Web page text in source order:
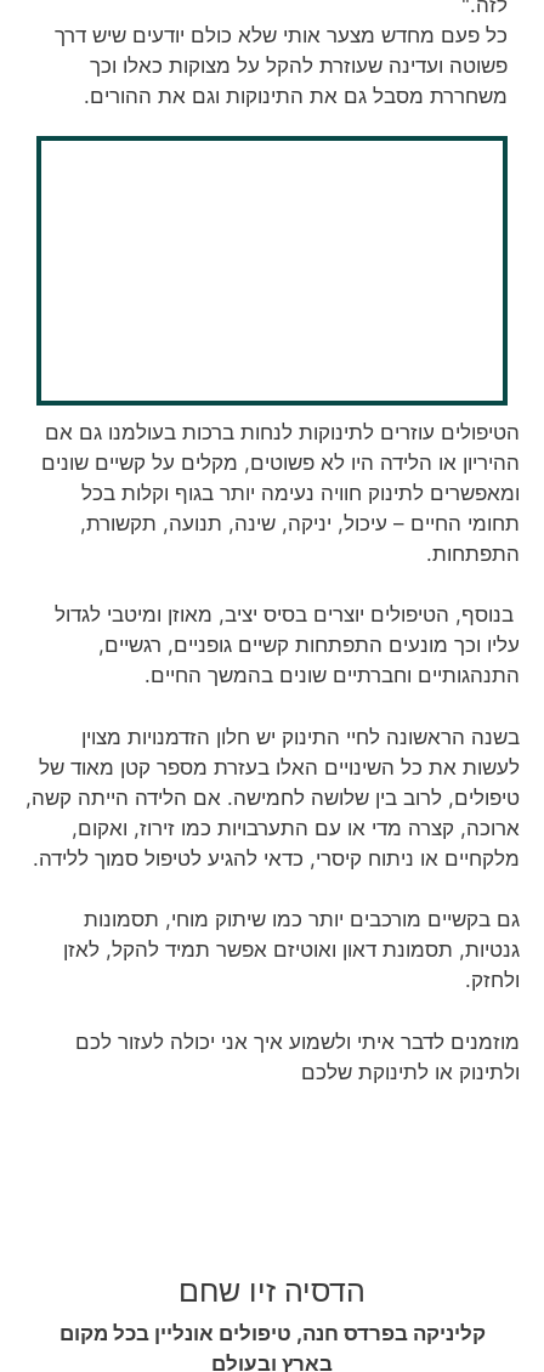
כל פעם מחדש מצער אותי שלא כולם יודעים שיש דרך
פשוטה ועדינה שעוזרת להקל על מצוקות כאלו וכך
משחררת מסבל גם את התינוקות וגם את ההורים.
הטיפולים עוזרים לתינוקות לנחות ברכות בעולמנו גם אם
ההיריון או הלידה היו לא פשוטים, מקלים על קשיים שונים
ומאפשרים לתינוק חוויה נעימה יותר בגוף וקלות בכל
תחומי החיים – עיכול, יניקה, שינה, תנועה, תקשורת,
התפתחות.
בנוסף, הטיפולים יוצרים בסיס יציב, מאוזן ומיטבי לגדול
עליו וכך מונעים התפתחות קשיים גופניים, רגשיים,
התנהגותיים וחברתיים שונים בהמשך החיים.
בשנה הראשונה לחיי התינוק יש חלון הזדמנויות מצוין
לעשות את כל השינויים האלו בעזרת מספר קטן מאוד של
טיפולים, לרוב בין שלושה לחמישה. אם הלידה הייתה קשה,
ארוכה, קצרה מדי או עם התערבויות כמו זירוז, ואקום,
מלקחיים או ניתוח קיסרי, כדאי להגיע לטיפול סמוך ללידה.
גם בקשיים מורכבים יותר כמו שיתוק מוחי, תסמונות
גנטיות, תסמונת דאון ואוטיזם אפשר תמיד להקל, לאזן
ולחזק.
מוזמנים לדבר איתי ולשמוע איך אני יכולה לעזור לכם
ולתינוק או לתינוקת שלכם
הדסיה זיו שחם
קליניקה בפרדס חנה, טיפולים אונליין בכל מקום
בארץ ובעולם